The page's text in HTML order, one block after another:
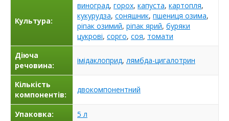
Культура:
виноград, горох, капуста, картопля,
кукурудза, соняшник, пшениця озима,
ріпак озимий, ріпак ярий, буряки
цукрові, сорго, соя, томати
Діюча
речовина:
імідаклоприд, лямбда-цигалотрин
Кількість
компонентів:
двокомпонентний
Упаковка: 5 л